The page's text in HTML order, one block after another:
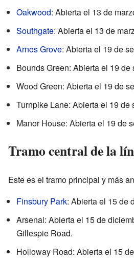
Oakwood: Abierta el 13 de
Southgate: Abierta el 13 de
Arnos Grove: Abierta el 19 de
Bounds Green: Abierta el 19 de
Wood Green: Abierta el 19 de
Turnpike Lane: Abierta el 19 de
Manor House: Abierta el 19 de
Tramo central de la
Este es el tramo principal y más
Finsbury Park: Abierta el 15 de
Arsenal: Abierta el 15 de
Gillespie Road.
Holloway Road: Abierta el 15